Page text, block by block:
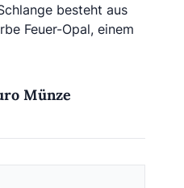
besteht aus
Feuer-Opal, einem
Münze